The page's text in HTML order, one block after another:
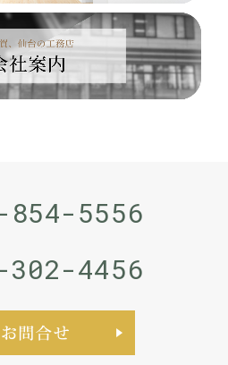
854-5556
302-4456